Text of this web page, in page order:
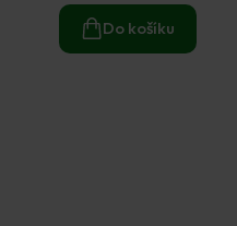
Do košíku